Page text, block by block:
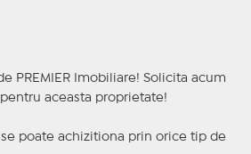
PREMIER Imobiliare! Solicita acum
pentru aceasta proprietate!
poate achizitiona prin orice tip de